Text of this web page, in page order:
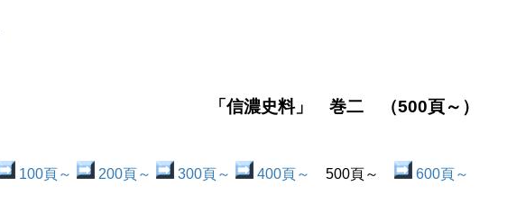
「信濃史料」 巻二 （500頁～）
100頁～ 200頁～ 300頁～ 400頁～ 500頁～ 600頁～